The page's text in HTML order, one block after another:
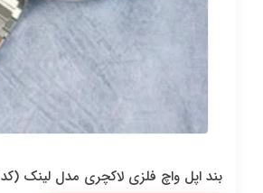
بند اپل واچ فلزی لاکچری مدل لینک (کدw5081)